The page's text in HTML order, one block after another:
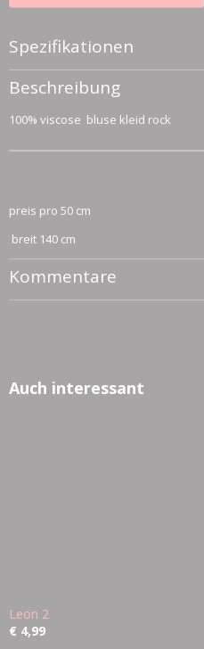
Spezifikationen
Größe (l,b,h)
50 x 140 x 0 cm
Beschreibung
100% viscose bluse kleid rock
preis pro 50 cm
breit 140 cm
Kommentare
Auch interessant
Leon 2
€ 4,99